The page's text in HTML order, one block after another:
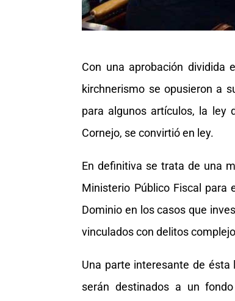
Con una aprobación dividida
kirchnerismo se opusieron a
para algunos artículos, la ley
Cornejo, se convirtió en ley.
En definitiva se trata de una
Ministerio Público Fiscal para
Dominio en los casos que
vinculados con delitos
Una parte interesante de ésta
serán destinados a un